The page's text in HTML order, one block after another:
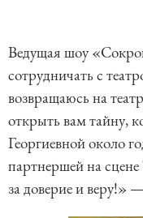
Ведущая шоу
сотрудничать с
возвращаюсь на
открыть вам тайну,
Георгиевной около
партнершей на
за доверие и веру!»